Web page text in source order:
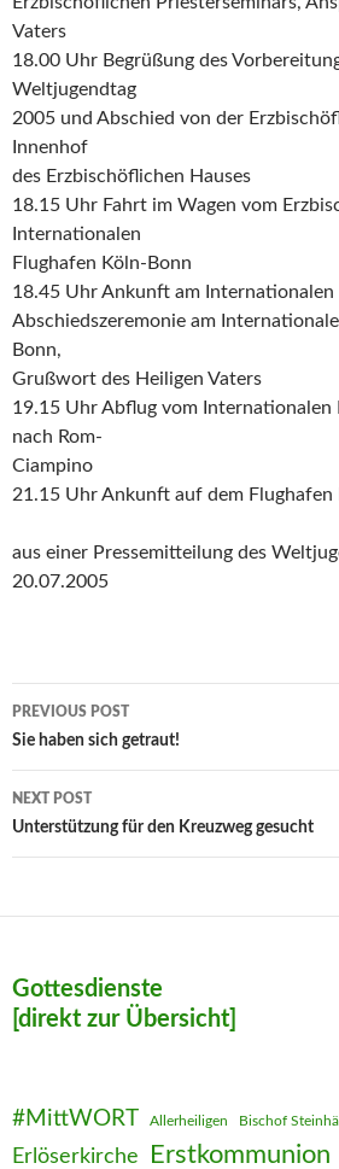
Vaters
18.00 Uhr Begrüßung des
Weltjugendtag
2005 und Abschied von der
Innenhof
des Erzbischöflichen Hauses
18.15 Uhr Fahrt im Wagen vom
Internationalen
Flughafen Köln-Bonn
18.45 Uhr Ankunft am
Abschiedszeremonie am
Bonn,
Grußwort des Heiligen Vaters
19.15 Uhr Abflug vom Internationalen
nach Rom-
Ciampino
21.15 Uhr Ankunft auf dem Flughafen
aus einer Pressemitteilung des
20.07.2005
Post
navigation
PREVIOUS POST
Sie haben sich getraut!
NEXT POST
Unterstützung für den Kreuzweg gesucht
Gottesdienste
[direkt zur Übersicht]
#MittWORT Allerheiligen Bischof
Erlöserkirche Erstkommunion